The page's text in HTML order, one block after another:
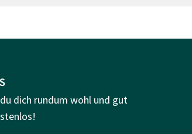
dich rundum wohl und gut